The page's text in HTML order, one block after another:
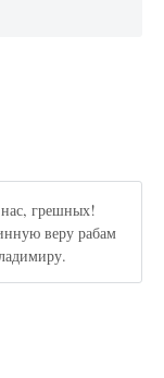
грешных!
веру рабам